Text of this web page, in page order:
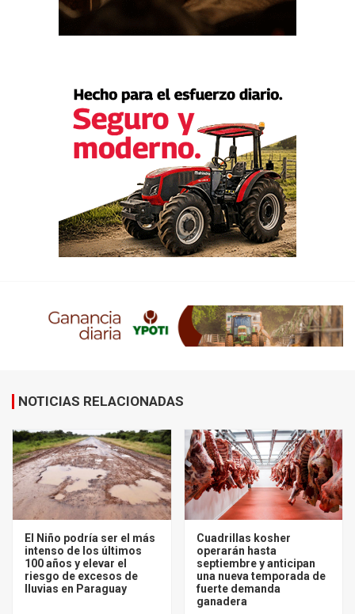
NOTICIAS RELACIONADAS
El Niño podría ser el más
intenso de los últimos
100 años y elevar el
riesgo de excesos de
lluvias en Paraguay
Cuadrillas kosher
operarán hasta
septiembre y anticipan
una nueva temporada de
fuerte demanda
ganadera